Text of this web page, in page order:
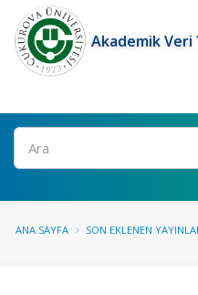
Akademik
Ara
ANA SAYFA SON EKLENEN